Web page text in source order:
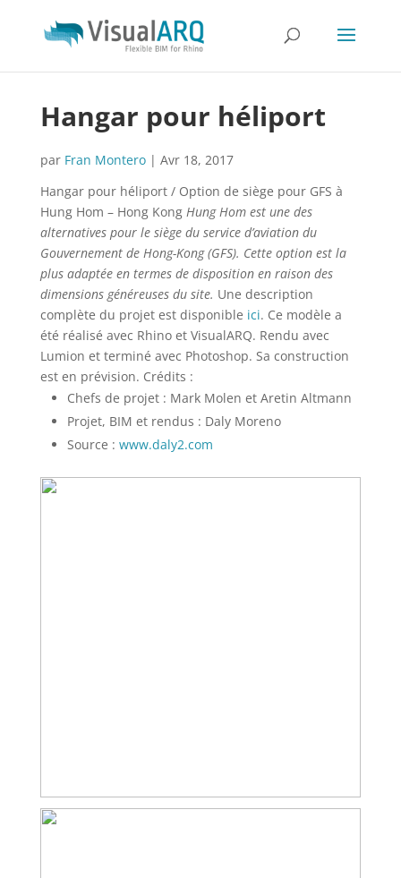
Hangar pour héliport
par Fran Montero| Avr 18, 2017
Hangar pour héliport / Option de siège pour GFS à
Hung Hom – Hong Kong Hung Hom est une des
alternatives pour le siège du service d’aviation du
Gouvernement de Hong-Kong (GFS). Cette option est la
plus adaptée en termes de disposition en raison des
dimensions généreuses du site. Une description
complète du projet est disponible ici. Ce modèle a
été réalisé avec Rhino et VisualARQ. Rendu avec
Lumion et terminé avec Photoshop. Sa construction
est en prévision. Crédits :
Chefs de projet : Mark Molen et Aretin Altmann
Projet, BIM et rendus : Daly Moreno
Source : www.daly2.com